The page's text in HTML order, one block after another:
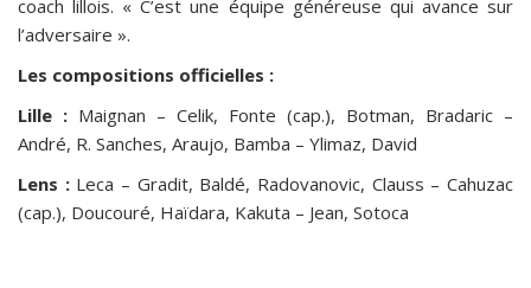
coach lillois. « C’est une équipe généreuse qui avance sur
l’adversaire ».
Les compositions officielles :
Lille : Maignan – Celik, Fonte (cap.), Botman, Bradaric –
André, R. Sanches, Araujo, Bamba – Ylimaz, David
Lens :Leca – Gradit, Baldé, Radovanovic, Clauss – Cahuzac
(cap.), Doucouré, Haïdara, Kakuta – Jean, Sotoca